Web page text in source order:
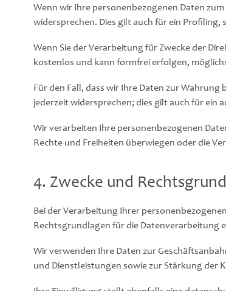
Wenn wir Ihre personenbezogenen Daten
widersprechen. Dies gilt auch für ein
Wenn Sie der Verarbeitung für Zwecke der
kostenlos und kann formfrei erfolgen,
Für den Fall, dass wir Ihre Daten zur
jederzeit widersprechen; dies gilt auch für ein
Wir verarbeiten Ihre personenbezogenen
Rechte und Freiheiten überwiegen oder die
4. Zwecke und
Bei der Verarbeitung Ihrer
Rechtsgrundlagen für die Datenverarbeitung
Wir verwenden Ihre Daten zur
und Dienstleistungen sowie zur Stärkung der